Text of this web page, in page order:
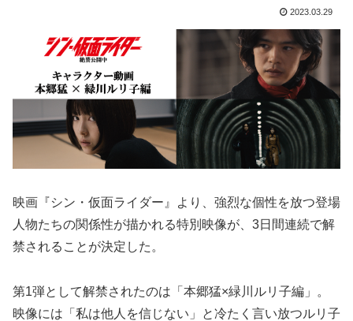
2023.03.29
映画『シン・仮面ライダー』より、強烈な個性を放つ登場
人物たちの関係性が描かれる特別映像が、3日間連続で解
禁されることが決定した。
第1弾として解禁されたのは「本郷猛×緑川ルリ子編」。
映像には「私は他人を信じない」と冷たく言い放つルリ子